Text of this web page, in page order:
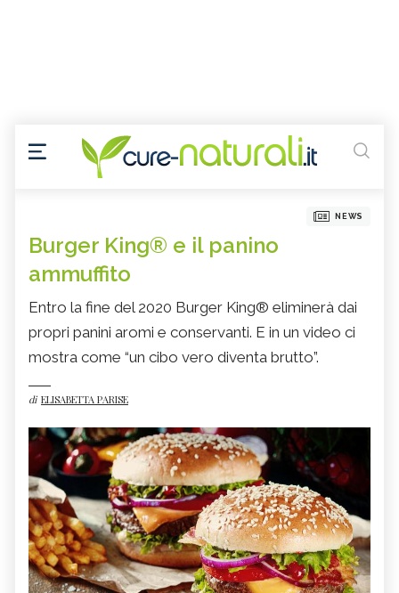
NEWS
Burger King® e il panino
ammuffito
Entro la fine del 2020 Burger King® eliminerà dai
propri panini aromi e conservanti. E in un video ci
mostra come “un cibo vero diventa brutto”.
di ELISABETTA PARISE